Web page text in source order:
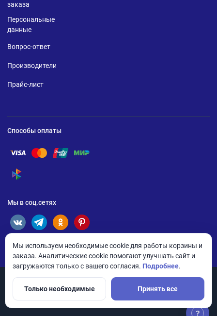
заказа
Персональные
данные
Вопрос-ответ
Производители
Прайс-лист
Способы оплаты
Помощь по оплате Visa
Помощь по оплате Mastercard
Помощь по оплате UnionPay
Помощь по оплате Мир
Помощь по оплате СБП
Мы в соц.сетях
© 2026 ANDPRO / ООО «АНД-Системс»
?
Мы используем необходимые cookie для работы корзины и
заказа. Аналитические cookie помогают улучшать сайт и
загружаются только с вашего согласия. Подробнее.
Только необходимые Принять все